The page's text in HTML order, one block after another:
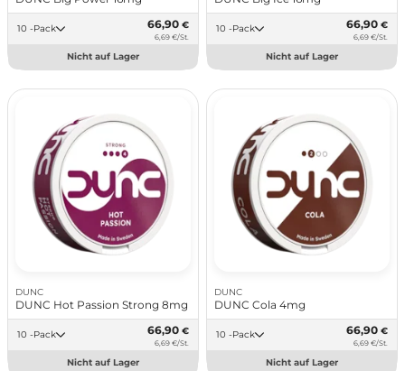
10 -Pack 66,90 €
6,69 €/St.
Nicht auf Lager
10 -Pack 66,90 €
6,69 €/St.
Nicht auf Lager
DUNC
DUNC Hot Passion Strong 8mg
10 -Pack 66,90 €
6,69 €/St.
Nicht auf Lager
DUNC
DUNC Cola 4mg
10 -Pack 66,90 €
6,69 €/St.
Nicht auf Lager